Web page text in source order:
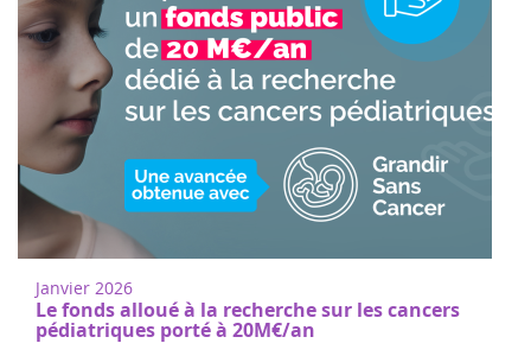
Janvier 2026
Le fonds alloué à la recherche sur les cancers
pédiatriques porté à 20M€/an